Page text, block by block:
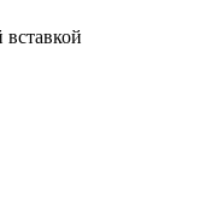
вставкой